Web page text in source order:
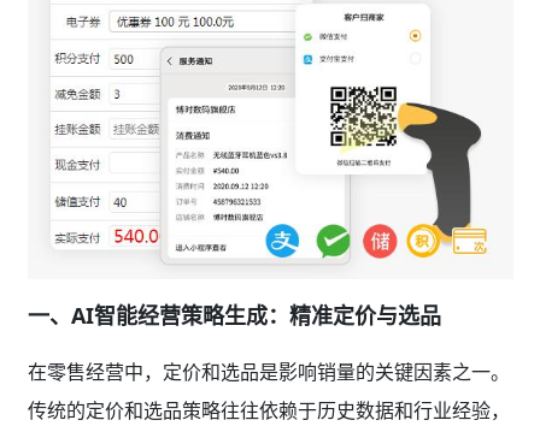
一、AI智能经营策略生成：精准定价与选品
在零售经营中，定价和选品是影响销量的关键因素之一。
传统的定价和选品策略往往依赖于历史数据和行业经验，